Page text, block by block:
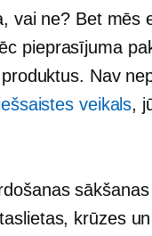
vai ne? Bet mēs
pieprasījuma
Nav
veikals,
krūzes